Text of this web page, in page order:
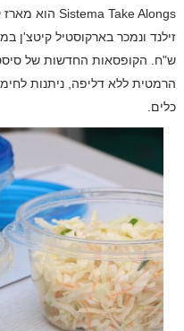
Sistema Take Alongsהוא מארז
ש"ח. הקופסאות החדשות של
הרמטית ללא דליפה, ניתנות
כלים.